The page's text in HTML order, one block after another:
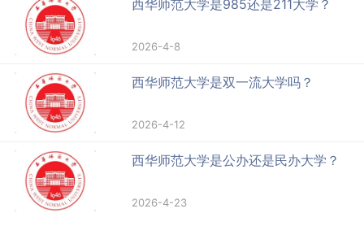
西华师范大学是985还是211大学？
2026-4-8
西华师范大学是双一流大学吗？
2026-4-12
西华师范大学是公办还是民办大学？
2026-4-23